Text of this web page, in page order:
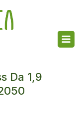
Da 1,9